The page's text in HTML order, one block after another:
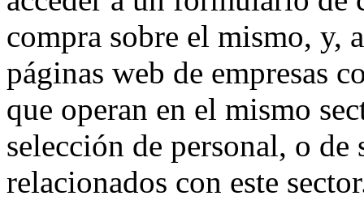
compra sobre el mismo, y,
páginas web de empresas
que operan en el mismo
selección de personal, o
relacionados con este